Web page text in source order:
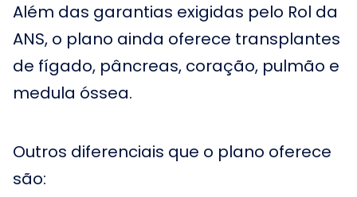
Além das garantias exigidas pelo Rol da
ANS, o plano ainda oferece transplantes
de fígado, pâncreas, coração, pulmão e
medula óssea.
Outros diferenciais que o plano oferece
são: